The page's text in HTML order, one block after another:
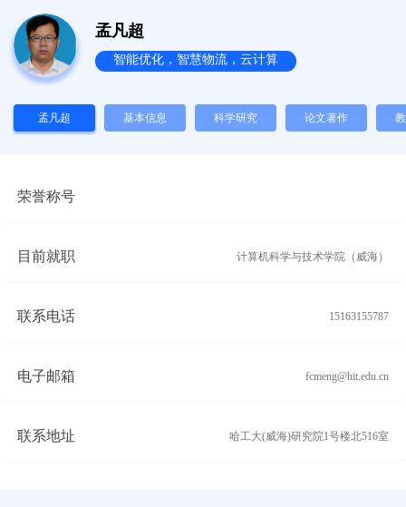
孟凡超
智能优化，智慧物流，云计算
孟凡超 基本信息 科学研究 论文著作
荣誉称号
目前就职 计算机科学与技术学院（威海）
联系电话 15163155787
电子邮箱 fcmeng@hit.edu.cn
联系地址 哈工大(威海)研究院1号楼北516室